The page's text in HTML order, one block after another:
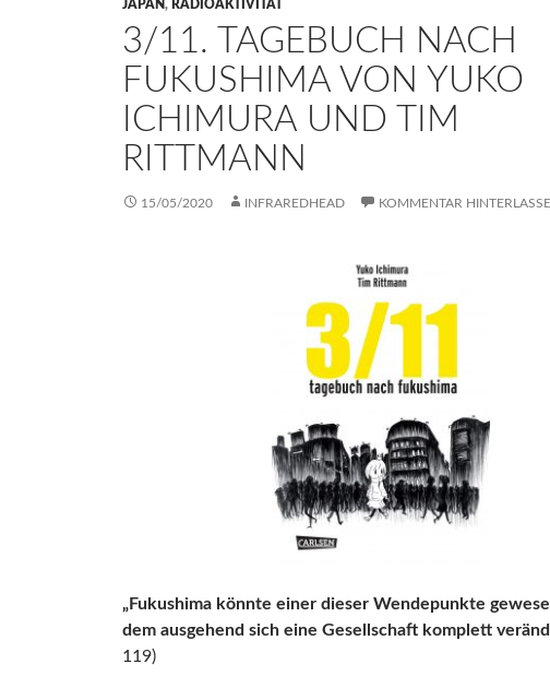
JAPAN, RADIOAKTIVITÄT
3/11. TAGEBUCH NACH
FUKUSHIMA VON YUKO
ICHIMURA UND TIM
RITTMANN
15/05/2020 INFRAREDHEAD KOMMENTAR
„Fukushima könnte einer dieser Wendepunkte
dem ausgehend sich eine Gesellschaft komplett
119)